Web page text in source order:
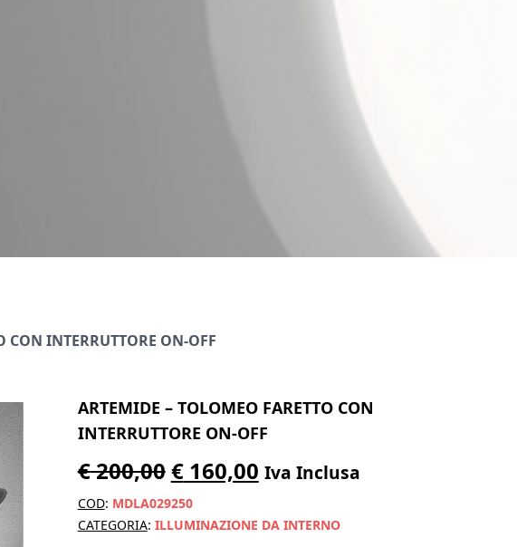
CON INTERRUTTORE ON-OFF
ARTEMIDE – TOLOMEO FARETTO CON
INTERRUTTORE ON-OFF
€200,00Il
prezzo
originale
€160,00Il
attuale
Iva Inclusa
COD: MDLA029250
CATEGORIA: ILLUMINAZIONE DA INTERNO